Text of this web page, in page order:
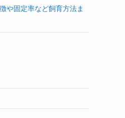
や固定率など飼育方法ま